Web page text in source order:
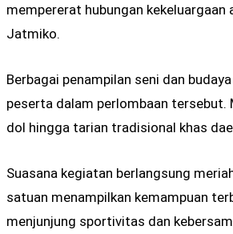
mempererat hubungan kekeluargaan
Jatmiko.
Berbagai penampilan seni dan
peserta dalam perlombaan tersebut.
dol hingga tarian tradisional khas
Suasana kegiatan berlangsung
satuan menampilkan kemampuan
menjunjung sportivitas dan